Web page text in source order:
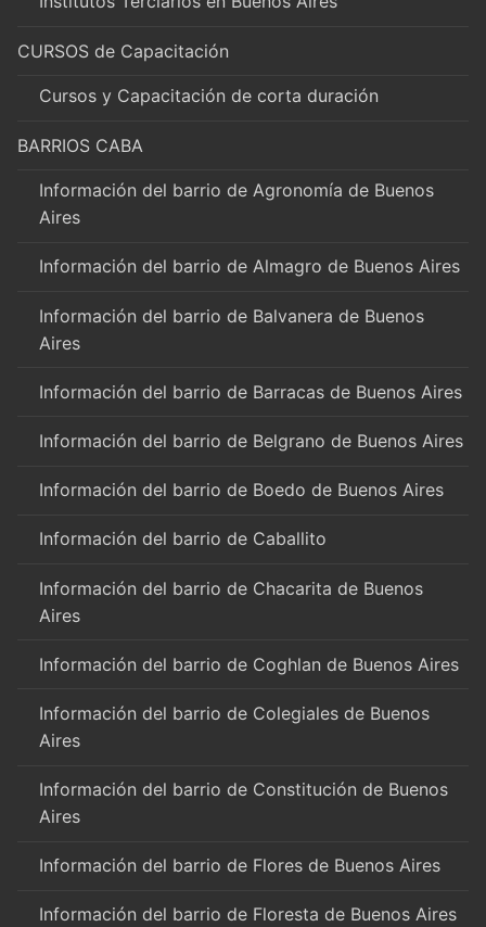
CURSOS de Capacitación
Cursos y Capacitación de corta duración
BARRIOS CABA
Información del barrio de Agronomía de Buenos
Aires
Información del barrio de Almagro de Buenos Aires
Información del barrio de Balvanera de Buenos
Aires
Información del barrio de Barracas de Buenos Aires
Información del barrio de Belgrano de Buenos Aires
Información del barrio de Boedo de Buenos Aires
Información del barrio de Caballito
Información del barrio de Chacarita de Buenos
Aires
Información del barrio de Coghlan de Buenos Aires
Información del barrio de Colegiales de Buenos
Aires
Información del barrio de Constitución de Buenos
Aires
Información del barrio de Flores de Buenos Aires
Información del barrio de Floresta de Buenos Aires